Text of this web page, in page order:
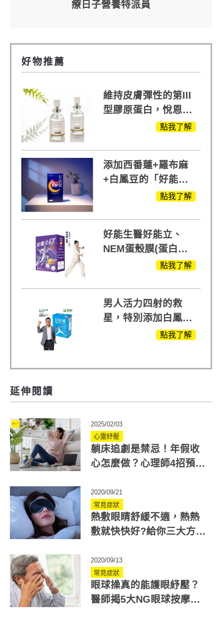
療日子營養特派員
好物推薦
維持皮膚彈性的第III
型膠原蛋白，悅恩詩
給予寶寶般的肌膚感
點我了解
添加西番蓮+羅布麻
+白鳳豆的「好能
眠」，獨家專利配
點我了解
好能生醫好能立、
NEM蛋殼膜(蛋白聚
醣)關鍵配方，厲害其
點我了解
男人活力四射的救
星，特別添加白鳳豆
萃取 五色瑪卡點我了解
延伸閱讀
2025/02/03
心靈紓壓
躺床追劇是禁忌！年假收
心怎麼做？心理師4招預防
2020/09/21
常見症狀
熱敷眼睛舒緩不適，熱熱
敷就快快好?給你三大方式
2020/09/13
常見症狀
眼球操真的能護眼紓壓？
醫師揭5大NG眼球按摩迷